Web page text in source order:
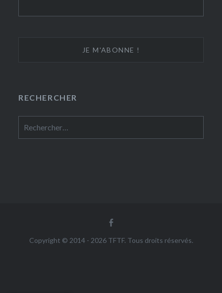
RECHERCHER
Copyright © 2014 - 2026 TFTF. Tous droits réservés.